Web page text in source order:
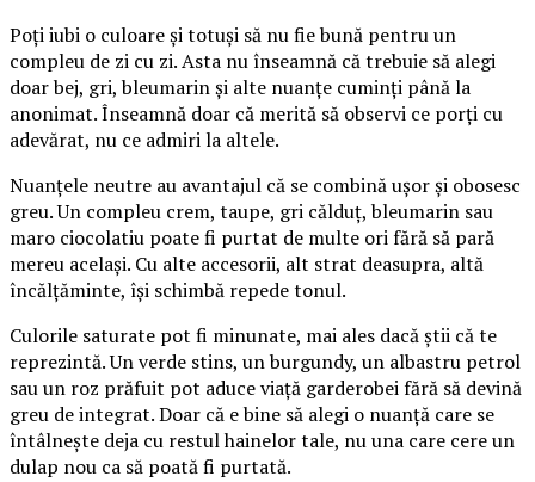
Poți iubi o culoare și totuși să nu fie bună pentru un
compleu de zi cu zi. Asta nu înseamnă că trebuie să alegi
doar bej, gri, bleumarin și alte nuanțe cuminți până la
anonimat. Înseamnă doar că merită să observi ce porți cu
adevărat, nu ce admiri la altele.
Nuanțele neutre au avantajul că se combină ușor și obosesc
greu. Un compleu crem, taupe, gri călduț, bleumarin sau
maro ciocolatiu poate fi purtat de multe ori fără să pară
mereu același. Cu alte accesorii, alt strat deasupra, altă
încălțăminte, își schimbă repede tonul.
Culorile saturate pot fi minunate, mai ales dacă știi că te
reprezintă. Un verde stins, un burgundy, un albastru petrol
sau un roz prăfuit pot aduce viață garderobei fără să devină
greu de integrat. Doar că e bine să alegi o nuanță care se
întâlnește deja cu restul hainelor tale, nu una care cere un
dulap nou ca să poată fi purtată.